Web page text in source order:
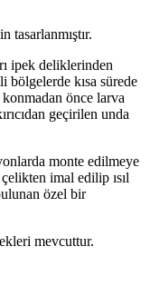
tasarlanmıştır.
ipek deliklerinden
bölgelerde kısa sürede
önce larva
geçirilen unda
monte edilmeye
imal edilip ısıl
özel bir
mevcuttur.